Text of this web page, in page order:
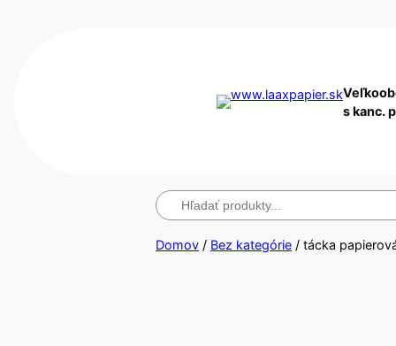
s kanc.
Hľadanie
Domov / Bez kategórie / tácka